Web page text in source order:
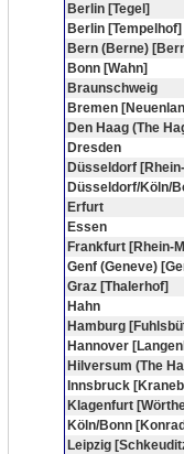
Berlin [Tegel]
Berlin [Tempelhof]
Bern (Berne)
Bonn [Wahn]
Braunschweig
Bremen
Den Haag (The
Dresden
Düsseldorf
Düsseldorf/Köln/
Erfurt
Essen
Frankfurt [Rhein-
Genf (Geneve)
Graz [Thalerhof]
Hahn
Hamburg
Hannover
Hilversum (The
Innsbruck
Klagenfurt
Köln/Bonn
Leipzig